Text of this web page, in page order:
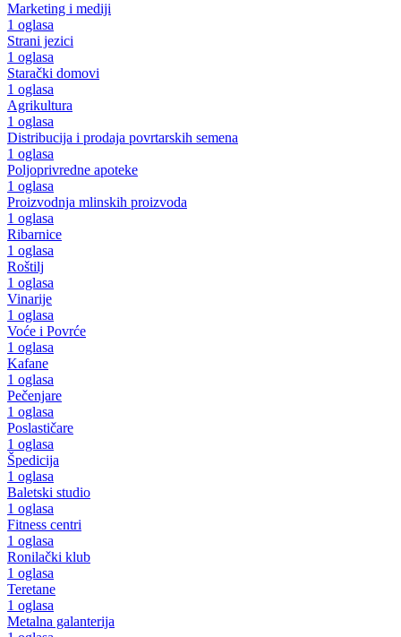
Marketing i mediji
1 oglasa
Strani jezici
1 oglasa
Starački domovi
1 oglasa
Agrikultura
1 oglasa
Distribucija i prodaja povrtarskih semena
1 oglasa
Poljoprivredne apoteke
1 oglasa
Proizvodnja mlinskih proizvoda
1 oglasa
Ribarnice
1 oglasa
Roštilj
1 oglasa
Vinarije
1 oglasa
Voće i Povrće
1 oglasa
Kafane
1 oglasa
Pečenjare
1 oglasa
Poslastičare
1 oglasa
Špedicija
1 oglasa
Baletski studio
1 oglasa
Fitness centri
1 oglasa
Ronilački klub
1 oglasa
Teretane
1 oglasa
Metalna galanterija